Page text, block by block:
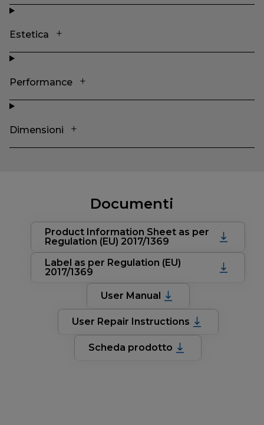
Estetica
Performance
Dimensioni
Documenti
Product Information Sheet as per
Regulation (EU) 2017/1369
Label as per Regulation (EU)
2017/1369
User Manual
User Repair Instructions
Scheda prodotto